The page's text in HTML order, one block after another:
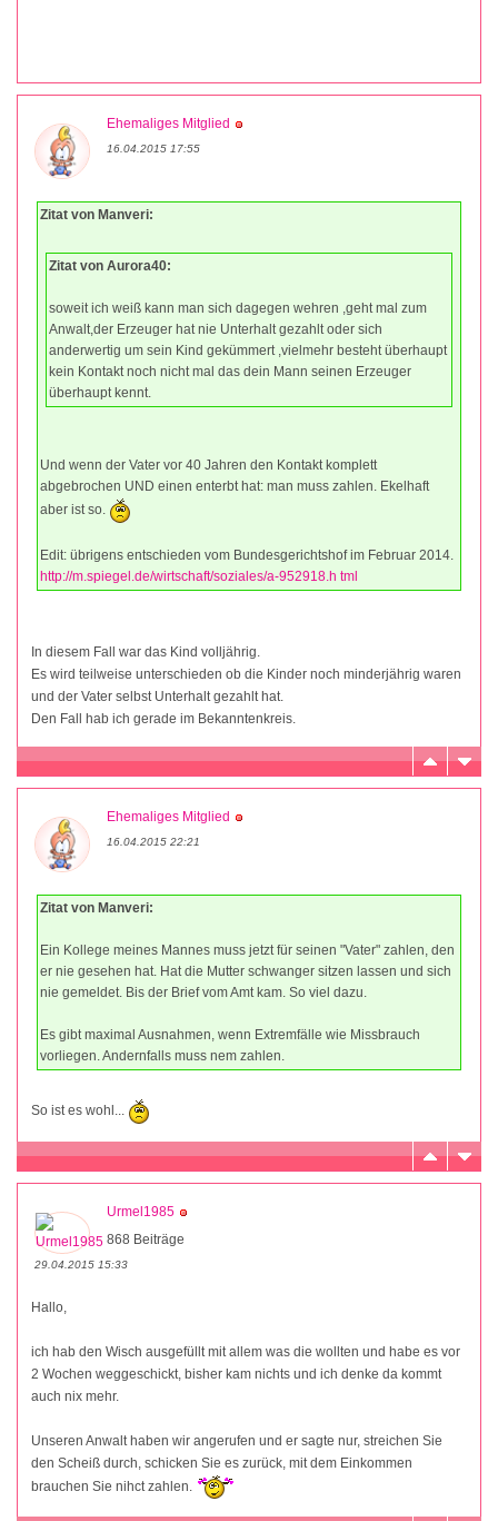
Ehemaliges Mitglied
16.04.2015 17:55
Zitat von Manveri:
Zitat von Aurora40:
soweit ich weiß kann man sich dagegen wehren ,geht mal zum
Anwalt,der Erzeuger hat nie Unterhalt gezahlt oder sich
anderwertig um sein Kind gekümmert ,vielmehr besteht überhaupt
kein Kontakt noch nicht mal das dein Mann seinen Erzeuger
überhaupt kennt.
Und wenn der Vater vor 40 Jahren den Kontakt komplett
abgebrochen UND einen enterbt hat: man muss zahlen. Ekelhaft
aber ist so.
Edit: übrigens entschieden vom Bundesgerichtshof im Februar 2014.
http://m.spiegel.de/wirtschaft/soziales/a-952918.h tml
In diesem Fall war das Kind volljährig.
Es wird teilweise unterschieden ob die Kinder noch minderjährig waren
und der Vater selbst Unterhalt gezahlt hat.
Den Fall hab ich gerade im Bekanntenkreis.
Ehemaliges Mitglied
16.04.2015 22:21
Zitat von Manveri:
Ein Kollege meines Mannes muss jetzt für seinen "Vater" zahlen, den
er nie gesehen hat. Hat die Mutter schwanger sitzen lassen und sich
nie gemeldet. Bis der Brief vom Amt kam. So viel dazu.
Es gibt maximal Ausnahmen, wenn Extremfälle wie Missbrauch
vorliegen. Andernfalls muss nem zahlen.
So ist es wohl...
Urmel1985
868 Beiträge
29.04.2015 15:33
Hallo,
ich hab den Wisch ausgefüllt mit allem was die wollten und habe es vor
2 Wochen weggeschickt, bisher kam nichts und ich denke da kommt
auch nix mehr.
Unseren Anwalt haben wir angerufen und er sagte nur, streichen Sie
den Scheiß durch, schicken Sie es zurück, mit dem Einkommen
brauchen Sie nihct zahlen.